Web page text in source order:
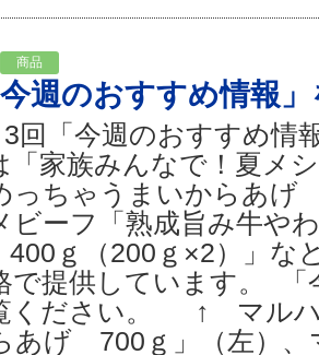
商品
週のおすすめ情報
回「今週のおすすめ情
「家族みんなで！夏メ
っちゃうまいからあ
ビーフ「熟成旨み牛や
400ｇ（200ｇ×2）」な
で提供しています。 「
ください。 ↑ マルハ
あげ 700ｇ」（左）、